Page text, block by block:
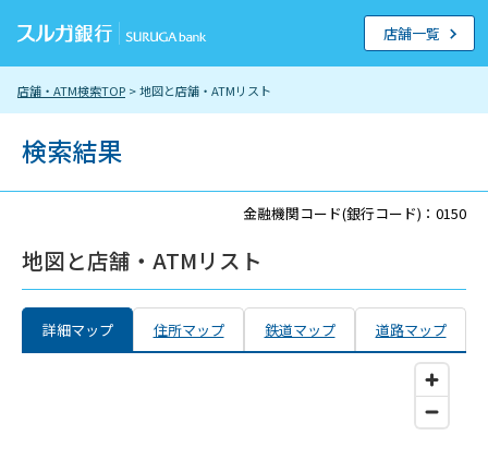
店舗・ATM検索TOP > 地図と店舗・ATMリスト
店舗一覧
検索結果
金融機関コード(銀行コード)：0150
地図と店舗・ATMリスト
詳細マップ 住所マップ 鉄道マップ 道路マップ